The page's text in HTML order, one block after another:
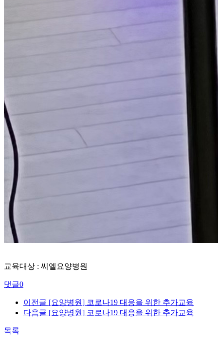
교육대상 : 씨엘요양병원
댓글0
이전글 [요양병원] 코로나19 대응을 위한 추가교육
다음글 [요양병원] 코로나19 대응을 위한 추가교육
목록